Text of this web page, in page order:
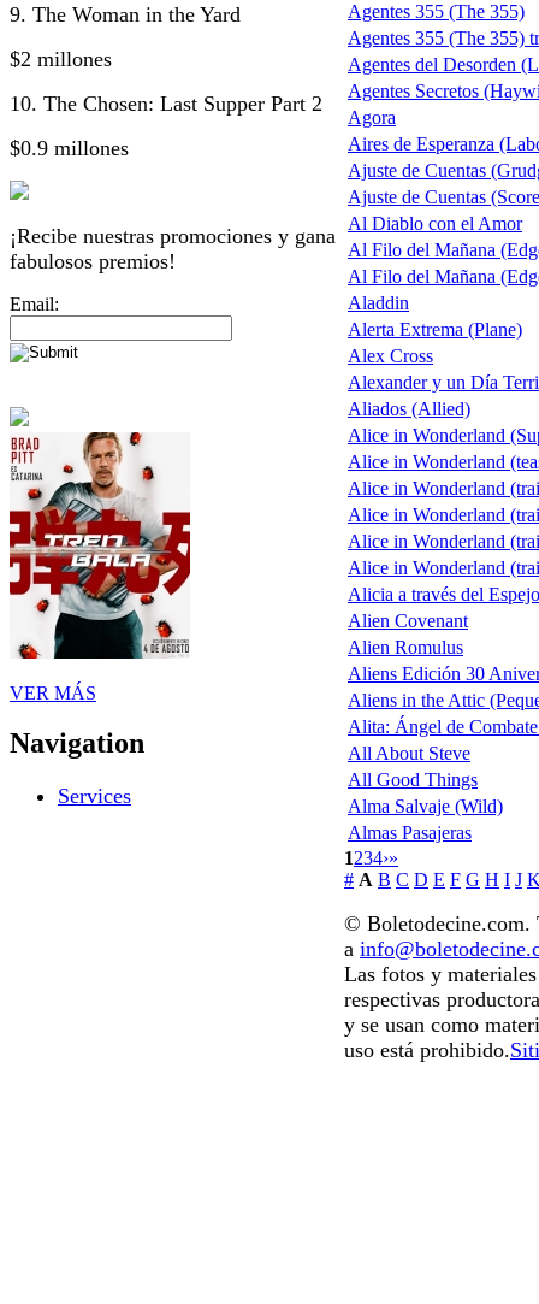
9. The Woman in the Yard
$2 millones
10. The Chosen: Last Supper Part 2
$0.9 millones
¡Recibe nuestras promociones y gana
fabulosos premios!
Email:
VER MÁS
Navigation
Services
Agentes 355 (The 355)
Agentes 355 (The 355)
Agentes del Desorden
Agentes Secretos
Agora
Aires de Esperanza
Ajuste de Cuentas
Ajuste de Cuentas
Al Diablo con el Amor
Al Filo del Mañana
Al Filo del Mañana
Aladdin
Alerta Extrema (Plane)
Alex Cross
Alexander y un Día
Aliados (Allied)
Alice in Wonderland
Alice in Wonderland
Alice in Wonderland
Alice in Wonderland
Alice in Wonderland
Alice in Wonderland
Alicia a través del
Alien Covenant
Alien Romulus
Aliens Edición 30
Aliens in the Attic
Alita: Ángel de
All About Steve
All Good Things
Alma Salvaje (Wild)
Almas Pasajeras
1234›»
# A B C D E F G H I J
© Boletodecine.com.
a
Las fotos y
respectivas
y se usan como
uso está prohibido.